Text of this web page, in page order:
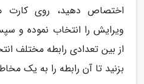
اختصاص دهید، روی کارت
ویرایش را انتخاب نموده و
بزنید تا آن رابطه را به یک